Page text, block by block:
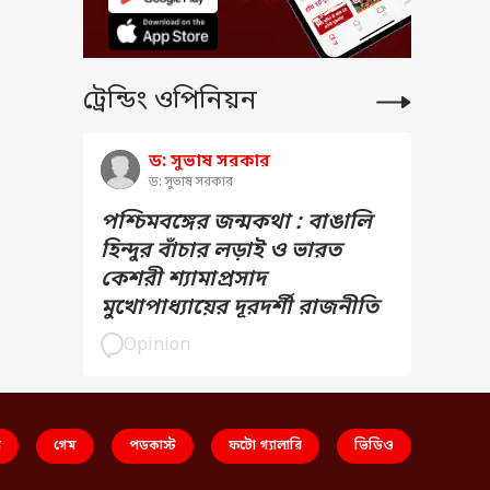
ট্রেন্ডিং ওপিনিয়ন
ড: সুভাষ সরকার
ড: সুভাষ সরকার
পশ্চিমবঙ্গের জন্মকথা : বাঙালি
হিন্দুর বাঁচার লড়াই ও ভারত
কেশরী শ্যামাপ্রসাদ
মুখোপাধ্যায়ের দূরদর্শী রাজনীতি
Opinion
গেম পডকাস্ট ফটো গ্যালারি ভিডিও